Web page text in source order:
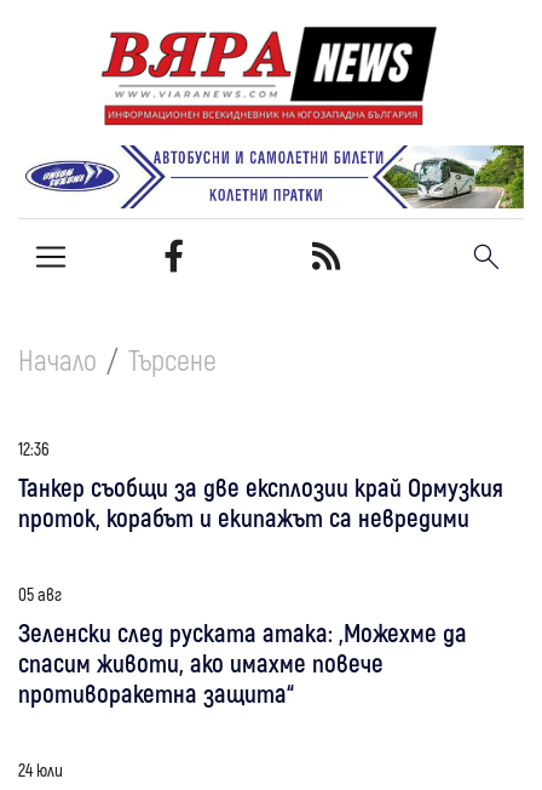
Начало Търсене
12:36
Танкер съобщи за две експлозии край Ормузкия
проток, корабът и екипажът са невредими
05 авг
Зеленски след руската атака: „Можехме да
спасим животи, ако имахме повече
противоракетна защита“
24 юли